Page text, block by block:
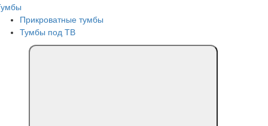
Прикроватные тумбы
Тумбы под ТВ